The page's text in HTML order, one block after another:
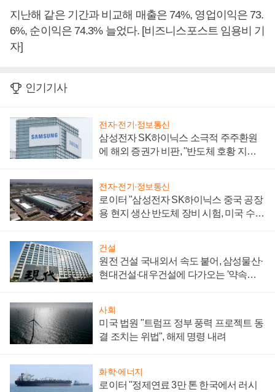
지난해 같은 기간과 비교해 매출은 74%, 영업이익은 73.
6%, 순이익은 74.3% 늘었다. [비즈니스포스트 임용비 기
자]
인기기사
전자·전기·정보통신
삼성전자 SK하이닉스 소극적 주주환원
에 해외 증권가 비판, "반도체 호황 지속
전자·전기·정보통신
로이터 "삼성전자 SK하이닉스 중국 공장
용 현지 생산 반도체 장비 시험, 미국 수출
건설
원전 건설 국내외서 속도 붙어, 삼성물산·
현대건설·대우건설에 다가오는 '약속의
사회
미국 법원 "트럼프 정부 풍력 프로젝트 동
결 조치는 위법", 해제 명령 내려
화학·에너지
로이터 "정제연료 3만 톤 한국에서 러시